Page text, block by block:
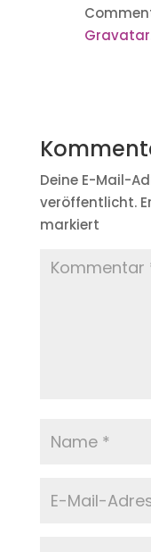
Gravatar
Deine E-Mail-
veröffentlicht.
markiert